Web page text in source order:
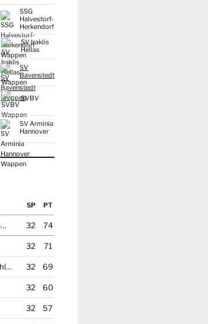
SSG
Halvestorf-
Herkendorf
SV Iraklis
Hellas
SV
Bavenstedt
SVBV
SV Arminia
Hannover
SC Hemmingen-Westerfeld 32 74
32 71
SV Ramlingen-Ehlershausen 32 69
32 60
32 57